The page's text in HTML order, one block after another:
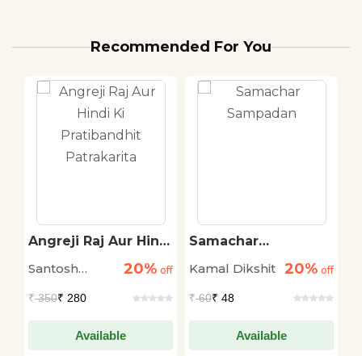
Recommended For You
Angreji Raj Aur Hindi
Patrakarita
Santosh
20% off
₹350₹ 280
Available
Samachar
Kamal Dikshit 20% off
₹60₹ 48
Available